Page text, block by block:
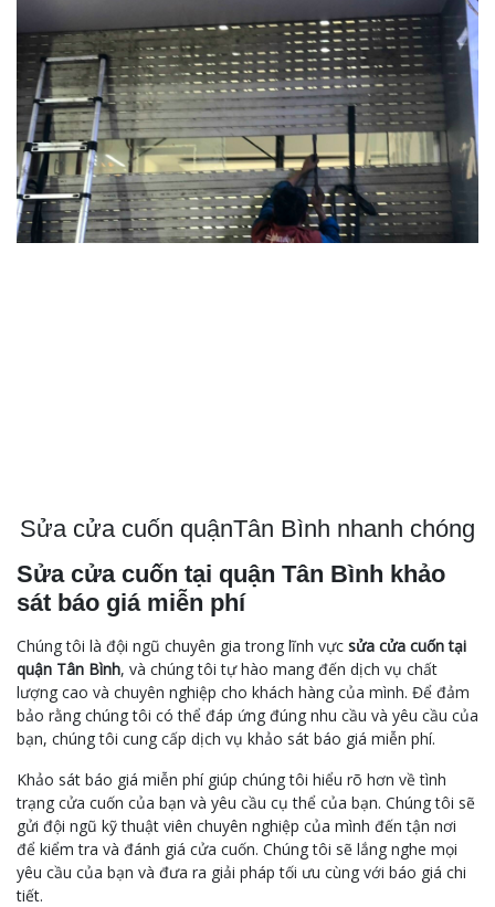
Sửa cửa cuốn quậnTân Bình nhanh chóng
Sửa cửa cuốn tại quận Tân Bình khảo
sát báo giá miễn phí
Chúng tôi là đội ngũ chuyên gia trong lĩnh vực sửa cửa cuốn tại
quận Tân Bình, và chúng tôi tự hào mang đến dịch vụ chất
lượng cao và chuyên nghiệp cho khách hàng của mình. Để đảm
bảo rằng chúng tôi có thể đáp ứng đúng nhu cầu và yêu cầu của
bạn, chúng tôi cung cấp dịch vụ khảo sát báo giá miễn phí.
Khảo sát báo giá miễn phí giúp chúng tôi hiểu rõ hơn về tình
trạng cửa cuốn của bạn và yêu cầu cụ thể của bạn. Chúng tôi sẽ
gửi đội ngũ kỹ thuật viên chuyên nghiệp của mình đến tận nơi
để kiểm tra và đánh giá cửa cuốn. Chúng tôi sẽ lắng nghe mọi
yêu cầu của bạn và đưa ra giải pháp tối ưu cùng với báo giá chi
tiết.